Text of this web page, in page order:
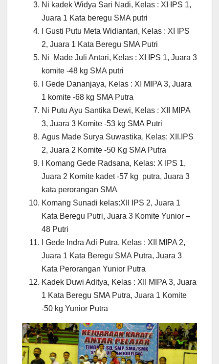
Ni kadek Widya Sari Nadi, Kelas : XI IPS 1,
Juara 1 Kata beregu SMA putri
I Gusti Putu Meta Widiantari, Kelas : XI IPS
2, Juara 1 Kata Beregu SMA Putri
Ni Made Juli Antari, Kelas : XI IPS 1, Juara 3
komite -48 kg SMA putri
I Gede Dananjaya, Kelas : XI MIPA 3, Juara
1 komite -68 kg SMA Putra
Ni Putu Ayu Santika Dewi, Kelas : XII MIPA
3, Juara 3 Komite -53 kg SMA Putri
Agus Made Surya Suwastika, Kelas: XII.IPS
2, Juara 2 Komite -50 Kg SMA Putra
I Komang Gede Radsana, Kelas: X IPS 1,
Juara 2 Komite kadet -57 kg putra, Juara 3
kata perorangan SMA
Komang Sunadi kelas:XII IPS 2, Juara 1
Kata Beregu Putri, Juara 3 Komite Yunior –
48 Putri
I Gede Indra Adi Putra, Kelas : XII MIPA 2,
Juara 1 Kata Beregu SMA Putra, Juara 3
Kata Perorangan Yunior Putra
Kadek Duwi Aditya, Kelas : XII MIPA 3, Juara
1 Kata Beregu SMA Putra, Juara 1 Komite
-50 kg Yunior Putra